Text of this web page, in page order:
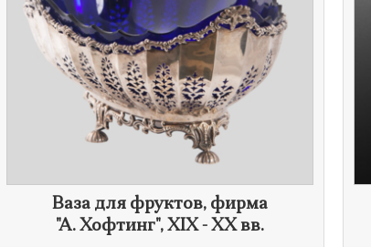
Ваза для фруктов, фирма
"А. Хофтинг", XIX - XX вв.